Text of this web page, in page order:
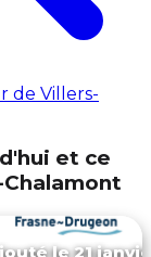
de Villers-
et ce
le 21